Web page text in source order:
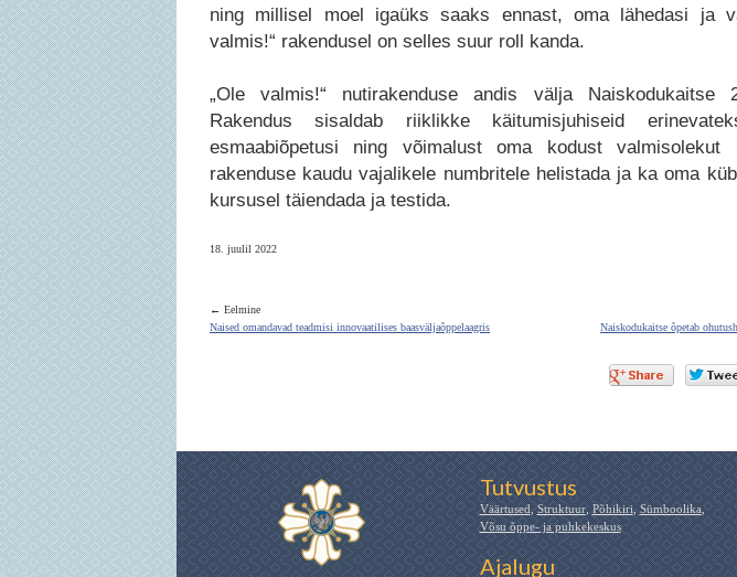
ning millisel moel igaüks saaks ennast, oma lähedasi ja
valmis!“ rakendusel on selles suur roll kanda.
„Ole valmis!“ nutirakenduse andis välja Naiskodukaitse
Rakendus sisaldab riiklikke käitumisjuhiseid
esmaabiõpetusi ning võimalust oma kodust valmisolekut
rakenduse kaudu vajalikele numbritele helistada ja ka oma
kursusel täiendada ja testida.
18. juulil 2022
← Eelmine
Naised omandavad teadmisi innovaatilises baasväljaõppelaagris
Naiskodukaitse õpetab
Tutvustus
Väärtused,Struktuur,Põhikiri,Sümboolika,
Võsu õppe- ja puhkekeskus
Ajalugu